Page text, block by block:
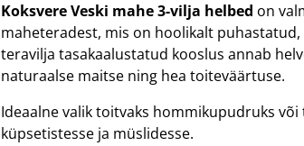
Koksvere Veski mahe 3-vilja helbed on
maheteradest, mis on hoolikalt
teravilja tasakaalustatud kooslus annab
naturaalse maitse ning hea toiteväärtuse.
Ideaalne valik toitvaks hommikupudruks või
küpsetistesse ja müslidesse.